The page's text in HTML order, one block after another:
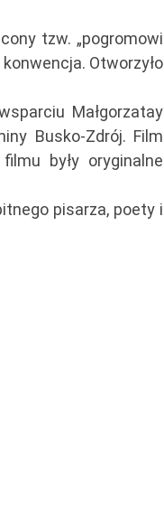
tzw. „pogromowi
Otworzyło
Małgorzatay
Busko-Zdrój. Film
były oryginalne
pisarza, poety i